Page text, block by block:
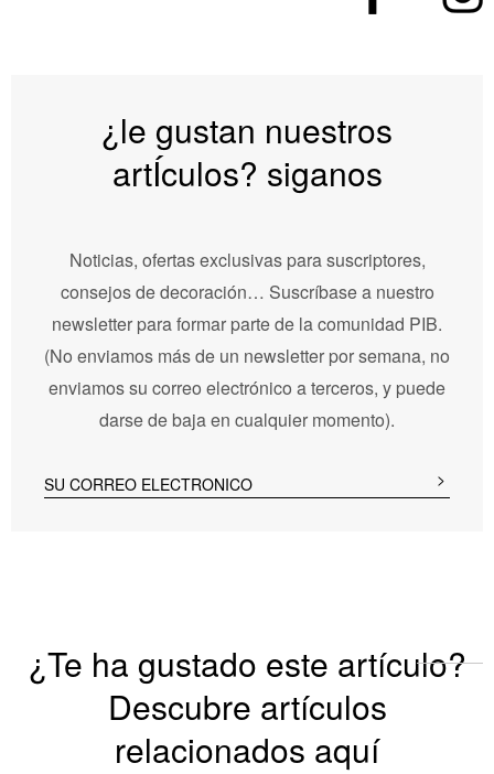
¿le gustan nuestros
artÍculos? siganos
Noticias, ofertas exclusivas para suscriptores,
consejos de decoración… Suscríbase a nuestro
newsletter para formar parte de la comunidad PIB.
(No enviamos más de un newsletter por semana, no
enviamos su correo electrónico a terceros, y puede
darse de baja en cualquier momento).
¿Te ha gustado este artículo?
Descubre artículos
relacionados aquí